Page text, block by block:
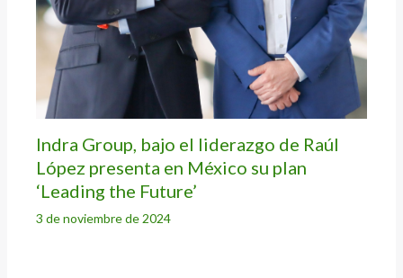
Indra Group, bajo el liderazgo de Raúl
López presenta en México su plan
‘Leading the Future’
3 de noviembre de 2024